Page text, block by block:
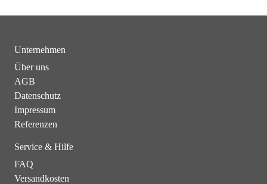
Unternehmen
Über uns
AGB
Datenschutz
Impressum
Referenzen
Service & Hilfe
FAQ
Versandkosten